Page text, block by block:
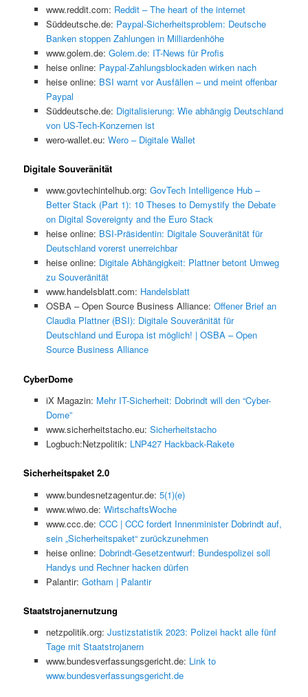
www.reddit.com: Reddit – The heart of the internet
Süddeutsche.de: Paypal-Sicherheitsproblem: Deutsche
Banken stoppen Zahlungen in Milliardenhöhe
www.golem.de: Golem.de: IT-News für Profis
heise online: Paypal-Zahlungsblockaden wirken nach
heise online: BSI warnt vor Ausfällen – und meint offenbar
Paypal
Süddeutsche.de: Digitalisierung: Wie abhängig Deutschland
von US-Tech-Konzernen ist
wero-wallet.eu: Wero – Digitale Wallet
Digitale Souveränität
www.govtechintelhub.org: GovTech Intelligence Hub –
Better Stack (Part 1): 10 Theses to Demystify the Debate
on Digital Sovereignty and the Euro Stack
heise online: BSI-Präsidentin: Digitale Souveränität für
Deutschland vorerst unerreichbar
heise online: Digitale Abhängigkeit: Plattner betont Umweg
zu Souveränität
www.handelsblatt.com: Handelsblatt
OSBA – Open Source Business Alliance: Offener Brief an
Claudia Plattner (BSI): Digitale Souveränität für
Deutschland und Europa ist möglich! | OSBA – Open
Source Business Alliance
CyberDome
iX Magazin: Mehr IT-Sicherheit: Dobrindt will den “Cyber-
Dome”
www.sicherheitstacho.eu: Sicherheitstacho
Logbuch:Netzpolitik: LNP427 Hackback-Rakete
Sicherheitspaket 2.0
www.bundesnetzagentur.de: 5(1)(e)
www.wiwo.de: WirtschaftsWoche
www.ccc.de: CCC | CCC fordert Innenminister Dobrindt auf,
sein „Sicherheitspaket“ zurückzunehmen
heise online: Dobrindt-Gesetzentwurf: Bundespolizei soll
Handys und Rechner hacken dürfen
Palantir: Gotham | Palantir
Staatstrojanernutzung
netzpolitik.org: Justizstatistik 2023: Polizei hackt alle fünf
Tage mit Staatstrojanern
www.bundesverfassungsgericht.de: Link to
www.bundesverfassungsgericht.de